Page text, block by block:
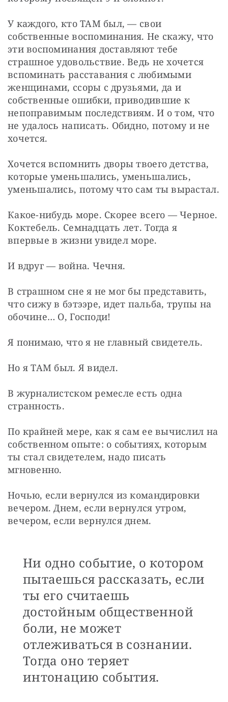
У каждого, кто ТАМ был, — свои
собственные воспоминания. Не скажу, что
эти воспоминания доставляют тебе
страшное удовольствие. Ведь не хочется
вспоминать расставания с любимыми
женщинами, ссоры с друзьями, да и
собственные ошибки, приводившие к
непоправимым последствиям. И о том, что
не удалось написать. Обидно, потому и не
хочется.
Хочется вспомнить дворы твоего детства,
которые уменьшались, уменьшались,
уменьшались, потому что сам ты вырастал.
Какое-нибудь море. Скорее всего — Черное.
Коктебель. Семнадцать лет. Тогда я
впервые в жизни увидел море.
И вдруг — война. Чечня.
В страшном сне я не мог бы представить,
что сижу в бэтээре, идет пальба, трупы на
обочине… О, Господи!
Я понимаю, что я не главный свидетель.
Но я ТАМ был. Я видел.
В журналистском ремесле есть одна
странность.
По крайней мере, как я сам ее вычислил на
собственном опыте: о событиях, которым
ты стал свидетелем, надо писать
мгновенно.
Ночью, если вернулся из командировки
вечером. Днем, если вернулся утром,
вечером, если вернулся днем.
Ни одно событие, о котором
пытаешься рассказать, если
ты его считаешь
достойным общественной
боли, не может
отлеживаться в сознании.
Тогда оно теряет
интонацию события.